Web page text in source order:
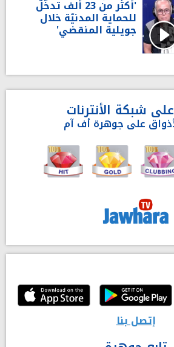
'أكثر من 23 ألف تدخّل
للحماية المدنيّة خلال
جويلية المنقضي'
شبكة الأنترنات
على جوهرة أف آم
إتصل بنا